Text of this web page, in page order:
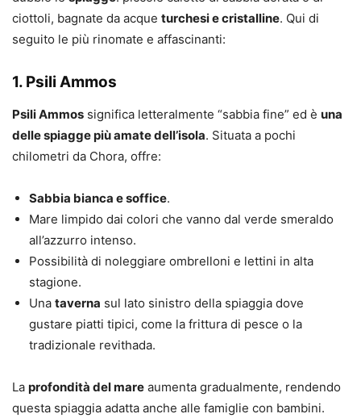
ciottoli, bagnate da acque turchesi e cristalline. Qui di
seguito le più rinomate e affascinanti:
1. Psili Ammos
Psili Ammos significa letteralmente “sabbia fine” ed è una
delle spiagge più amate dell’isola. Situata a pochi
chilometri da Chora, offre:
Sabbia bianca e soffice.
Mare limpido dai colori che vanno dal verde smeraldo
all’azzurro intenso.
Possibilità di noleggiare ombrelloni e lettini in alta
stagione.
Una taverna sul lato sinistro della spiaggia dove
gustare piatti tipici, come la frittura di pesce o la
tradizionale revithada.
La profondità del mare aumenta gradualmente, rendendo
questa spiaggia adatta anche alle famiglie con bambini.